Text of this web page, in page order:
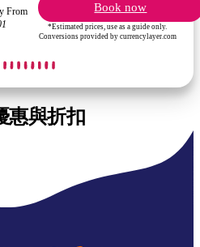
From
Book now
*Estimated prices, use as a guide only.
Conversions provided by currencylayer.com
惠與折扣